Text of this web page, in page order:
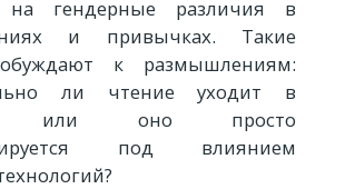
на гендерные различия в
и привычках. Такие
к размышлениям:
ли чтение уходит в
или оно просто
под влиянием